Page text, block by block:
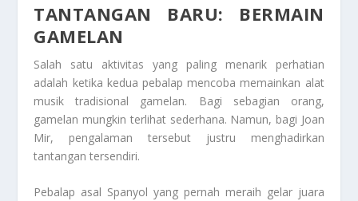
TANTANGAN BARU: BERMAIN
GAMELAN
Salah satu aktivitas yang paling menarik perhatian
adalah ketika kedua pebalap mencoba memainkan alat
musik tradisional gamelan. Bagi sebagian orang,
gamelan mungkin terlihat sederhana. Namun, bagi Joan
Mir, pengalaman tersebut justru menghadirkan
tantangan tersendiri.
Pebalap asal Spanyol yang pernah meraih gelar juara